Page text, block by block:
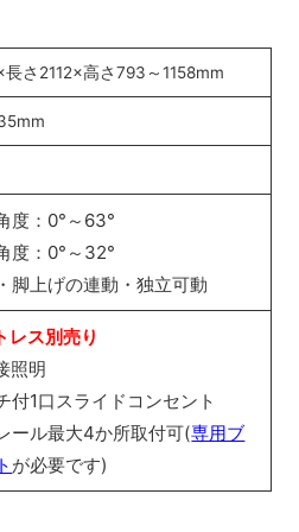
さ2112×高さ793～1158mm
度：0°～63°
度：0°～32°
脚上げの連動・独立可動
レス別売り
照明
付1口スライドコンセント
ール最大4か所取付可(専用ブ
が必要です)